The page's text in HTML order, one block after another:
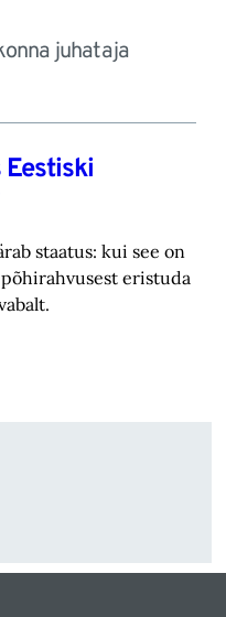
juhataja
Eestiski
staatus: kui see on
eristuda